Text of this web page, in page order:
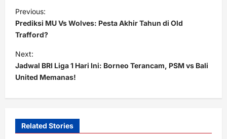
o
s
t
n
a
v
g
Previous:
Prediksi MU Vs Wolves: Pesta Akhir Tahun di Old
Trafford?
Next:
Jadwal BRI Liga 1 Hari Ini: Borneo Terancam, PSM vs Bali
United Memanas!
Related Stories